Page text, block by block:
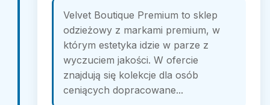
Velvet Boutique Premium to sklep
odzieżowy z markami premium, w
którym estetyka idzie w parze z
wyczuciem jakości. W ofercie
znajdują się kolekcje dla osób
ceniących dopracowane...